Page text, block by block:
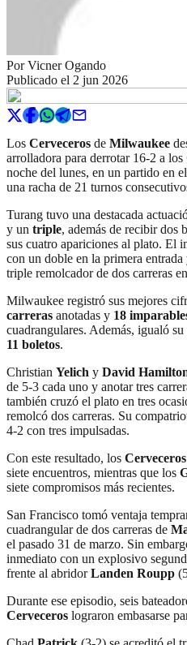
PorVicner Ogando
Publicado el 2 jun 2026
Los Cerveceros de Milwaukee
arrolladora para derrotar 16-2 a los
noche del lunes, en un partido en
una racha de 21 turnos
Turang tuvo una destacada
y un triple, además de recibir dos
sus cuatro apariciones al plato. El
con un doble en la primera
triple remolcador de dos carreras
Milwaukee registró sus mejores
carreras anotadas y 18
cuadrangulares. Además, igualó
11 boletos.
Christian Yelich y David
de 5-3 cada uno y anotar tres
también cruzó el plato en tres
remolcó dos carreras. Su
4-2 con tres impulsadas.
Con este resultado, los Cerveceros
siete encuentros, mientras que los
siete compromisos más recientes.
San Francisco tomó ventaja
cuadrangular de dos carreras de
el pasado 31 de marzo. Sin
inmediato con un explosivo
frente al abridorLanden Roupp
Durante ese episodio, seis
Cerveceros lograron embasarse